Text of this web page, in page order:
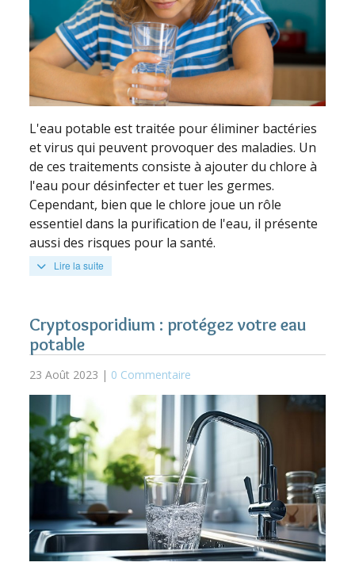
L'eau potable est traitée pour éliminer bactéries
et virus qui peuvent provoquer des maladies. Un
de ces traitements consiste à ajouter du chlore à
l'eau pour désinfecter et tuer les germes.
Cependant, bien que le chlore joue un rôle
essentiel dans la purification de l'eau, il présente
aussi des risques pour la santé.
Lire la suite
Cryptosporidium : protégez votre eau
potable
23 Août 2023 | 0 Commentaire